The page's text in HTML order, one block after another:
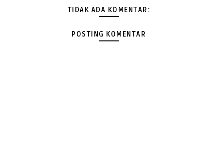
TIDAK ADA KOMENTAR:
POSTING KOMENTAR